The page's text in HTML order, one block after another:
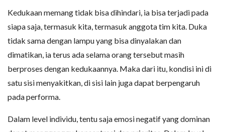
Kedukaan memang tidak bisa dihindari, ia bisa terjadi pada
siapa saja, termasuk kita, termasuk anggota tim kita. Duka
tidak sama dengan lampu yang bisa dinyalakan dan
dimatikan, ia terus ada selama orang tersebut masih
berproses dengan kedukaannya. Maka dari itu, kondisi ini di
satu sisi menyakitkan, di sisi lain juga dapat berpengaruh
pada performa.
Dalam level individu, tentu saja emosi negatif yang dominan